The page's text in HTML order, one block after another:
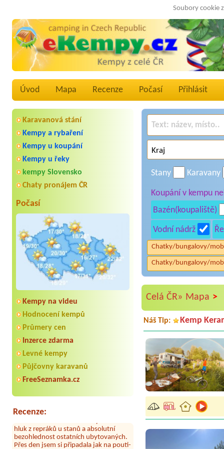
Soubory cookie
Úvod Mapa Recenze Počasí Přihlásit
Karavanová stání
Kempy a rybaření
Kempy u koupání
Kempy u řeky
kempy Slovensko
Chaty pronájem ČR
Počasí
Kempy na videu
Hodnocení kempů
Průmery cen
Inzerce zdarma
Levné kempy
Půjčovny karavanů
FreeSeznamka.cz
Recenze:
Byli jsme zde v týdnu od 25.7. do 1.8.
2026. Kemp jako takový je pěkný. V
umývárně i na WC bylo vždy čisto,
doplněný papír i utěrky, což při
samozřejmost. V kempu je obchod a
Co nás ale velice zklamalo byl celodenní
bezohlednost ostatních ubytovaných.
Přes den jsem si připadala jak na pouti-
z každého koutu hrála jiná
Stany Karavany
Koupání v kempu
Bazén(koupaliště)
Vodní nádrž
Chatky/bungalovy/
Chatky/bungalovy/
Celá ČR» Mapa >
Náš Tip: Kemp